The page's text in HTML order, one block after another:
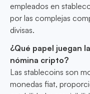
empleados en
por las complejas
divisas.
¿Qué papel juegan
nómina cripto?
Las stablecoins son
monedas fiat,